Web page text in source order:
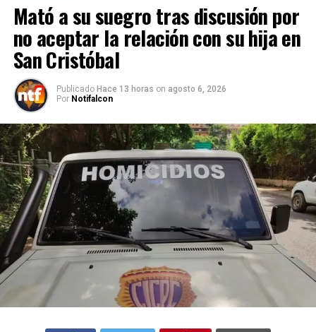
Mató a su suegro tras discusión por
no aceptar la relación con su hija en
San Cristóbal
Publicado Hace 13 horas on agosto 6, 2026
Por Notifalcon